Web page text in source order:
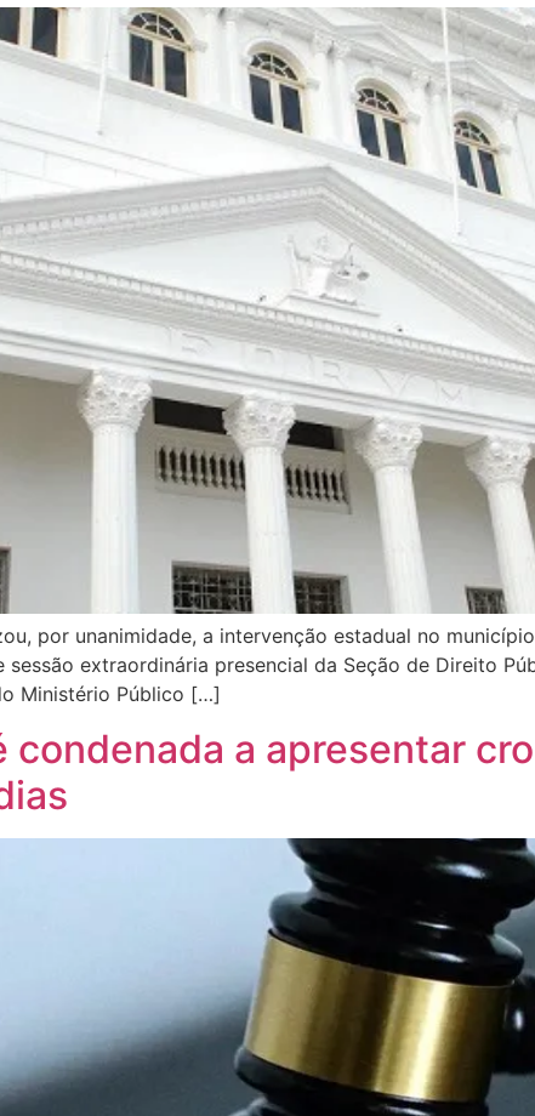
por unanimidade, a intervenção estadual no
extraordinária presencial da Seção de Direito
Ministério Público […]
a apresentar